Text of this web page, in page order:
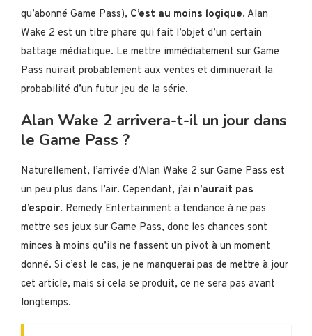
qu’abonné Game Pass), C’est au moins logique. Alan
Wake 2 est un titre phare qui fait l’objet d’un certain
battage médiatique. Le mettre immédiatement sur Game
Pass nuirait probablement aux ventes et diminuerait la
probabilité d’un futur jeu de la série.
Alan Wake 2 arrivera-t-il un jour dans
le Game Pass ?
Naturellement, l’arrivée d’Alan Wake 2 sur Game Pass est
un peu plus dans l’air. Cependant, j’ai n’aurait pas
d’espoir. Remedy Entertainment a tendance à ne pas
mettre ses jeux sur Game Pass, donc les chances sont
minces à moins qu’ils ne fassent un pivot à un moment
donné. Si c’est le cas, je ne manquerai pas de mettre à jour
cet article, mais si cela se produit, ce ne sera pas avant
longtemps.